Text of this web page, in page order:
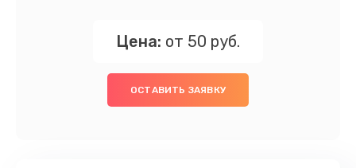
Цена: от 50 руб.
ОСТАВИТЬ ЗАЯВКУ